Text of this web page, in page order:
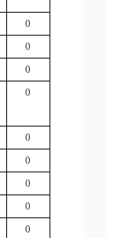
0
0
0
0
0
0
0
0
0